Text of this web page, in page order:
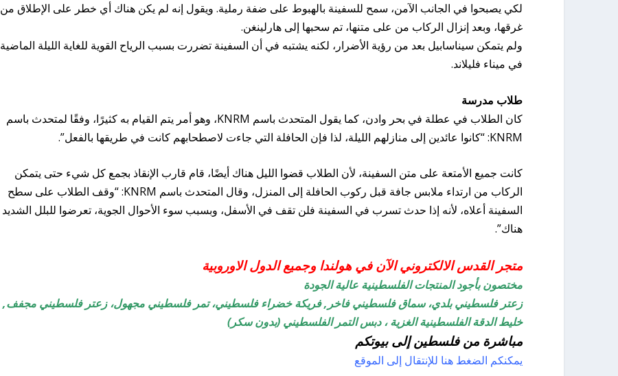
لكي يصبحوا في الجانب الآمن، سمح للسفينة بالهبوط على ضفة رملية. ويقول إنه لم يكن هناك أي خطر على الإطلاق من
غرقها، وبعد إنزال الركاب من على متنها، تم سحبها إلى هارلينغن.
ولم يتمكن سيناسابيل بعد من رؤية الأضرار، لكنه يشتبه في أن السفينة تضررت بسبب الرياح القوية للغاية الليلة الماضية
في ميناء فليلاند.
طلاب مدرسة
كان الطلاب في عطلة في بحر وادن، كما يقول المتحدث باسم KNRM، وهو أمر يتم القيام به كثيرًا، وفقًا لمتحدث باسم
KNRM: “كانوا عائدين إلى منازلهم الليلة، لذا فإن الحافلة التي جاءت لاصطحابهم كانت في طريقها بالفعل”.
كانت جميع الأمتعة على متن السفينة، لأن الطلاب قضوا الليل هناك أيضًا، قام قارب الإنقاذ بجمع كل شيء حتى يتمكن
الركاب من ارتداء ملابس جافة قبل ركوب الحافلة إلى المنزل، وقال المتحدث باسم KNRM: “وقف الطلاب على سطح
السفينة أعلاه، لأنه إذا حدث تسرب في السفينة فلن تقف في الأسفل، وبسبب سوء الأحوال الجوية، تعرضوا للبلل الشديد
هناك”.
متجر القدس الالكتروني الآن في هولندا وجميع الدول الاوروبية
مختصون بأجود المنتجات الفلسطينية عالية الجودة
زعتر فلسطيني بلدي، سماق فلسطيني فاخر, فريكة خضراء فلسطيني، تمر فلسطيني مجهول، زعتر فلسطيني مجفف,
خليط الدقة الفلسطينية الغزية ، دبس التمر الفلسطيني (بدون سكر)
مباشرة من فلسطين إلى بيوتكم
يمكنكم الضغط هنا للإنتقال إلى الموقع